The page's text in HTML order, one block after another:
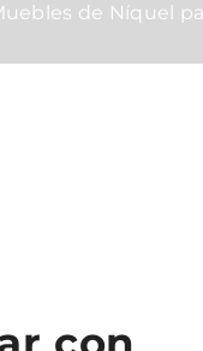
de Níquel